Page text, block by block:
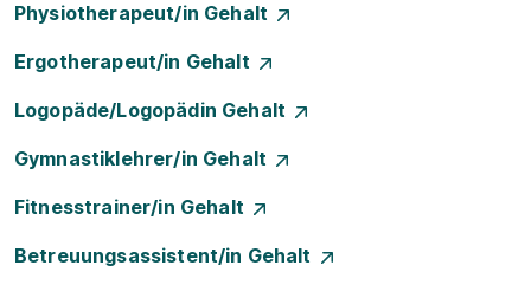
Physiotherapeut/in Gehalt
Ergotherapeut/in Gehalt
Logopäde/Logopädin Gehalt
Gymnastiklehrer/in Gehalt
Fitnesstrainer/in Gehalt
Betreuungsassistent/in Gehalt